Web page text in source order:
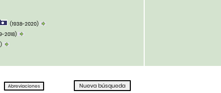
(1938-2020)
2018)